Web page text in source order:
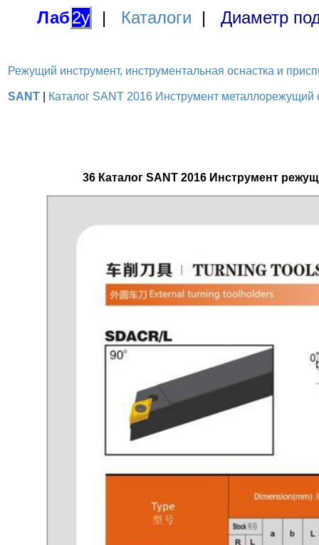
Лаб2у | Каталоги | Диаметр
Режущий инструмент, инструментальная оснастка и
SANT Каталог SANT 2016 Инструмент
36 Каталог SANT 2016 Инструмент